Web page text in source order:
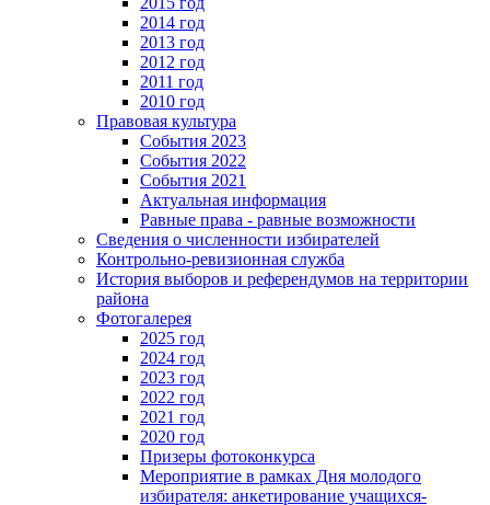
2014 год
2013 год
2012 год
2011 год
2010 год
Правовая культура
События 2023
События 2022
События 2021
Актуальная информация
Равные права - равные возможности
Сведения о численности избирателей
Контрольно-ревизионная служба
История выборов и референдумов на территории
района
Фотогалерея
2025 год
2024 год
2023 год
2022 год
2021 год
2020 год
Призеры фотоконкурса
Мероприятие в рамках Дня молодого
избирателя: анкетирование учащихся-